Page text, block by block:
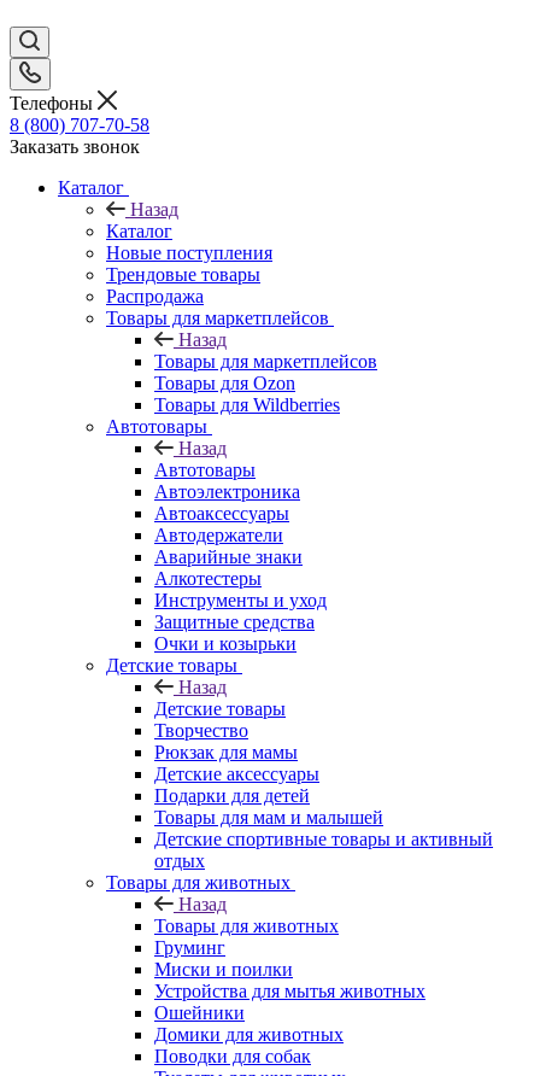
Телефоны
8 (800) 707-70-58
Заказать звонок
Каталог
Назад
Каталог
Новые поступления
Трендовые товары
Распродажа
Товары для маркетплейсов
Назад
Товары для маркетплейсов
Товары для Ozon
Товары для Wildberries
Автотовары
Назад
Автотовары
Автоэлектроника
Автоаксессуары
Автодержатели
Аварийные знаки
Алкотестеры
Инструменты и уход
Защитные средства
Очки и козырьки
Детские товары
Назад
Детские товары
Творчество
Рюкзак для мамы
Детские аксессуары
Подарки для детей
Товары для мам и малышей
Детские спортивные товары и активный
отдых
Товары для животных
Назад
Товары для животных
Груминг
Миски и поилки
Устройства для мытья животных
Ошейники
Домики для животных
Поводки для собак